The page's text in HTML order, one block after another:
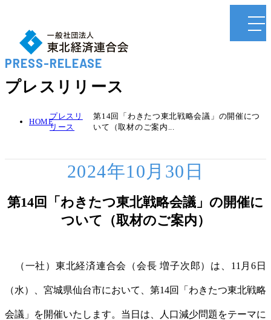
PRESS-RELEASE
プレスリリース
HOME
プレスリ
リース
第14回「わきたつ東北戦略会議」の開催につ
いて（取材のご案内...
2024年10月30日
第14回「わきたつ東北戦略会議」の開催に
ついて（取材のご案内）
（一社）東北経済連合会（会長 増子次郎）は、11月6日
（水）、宮城県仙台市において、第14回「わきたつ東北戦略
会議」を開催いたします。当日は、人口減少問題をテーマに